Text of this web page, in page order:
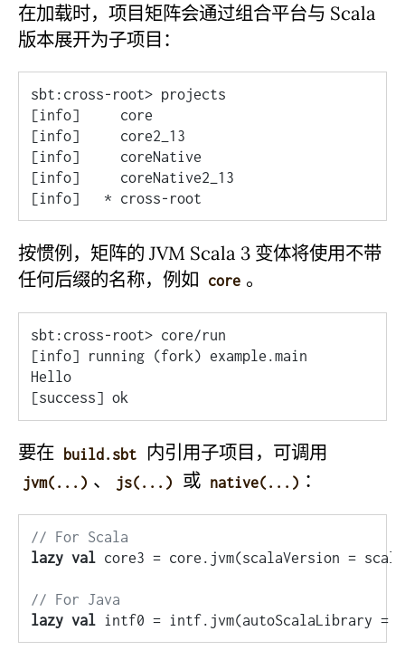
在加载时，项目矩阵会通过组合平台与 Scala
版本展开为子项目：
sbt:cross-root> projects
[info]     core
[info]     core2_13
[info]     coreNative
[info]     coreNative2_13
按惯例，矩阵的 JVM Scala 3 变体将使用不带
任何后缀的名称，例如
core 。
sbt:cross-root> core/run
[info] running (fork) example.main
Hello
要在 build.sbt 内引用子项目，可调用
jvm(...) 、 js(...) 或 native(...) ：
// For Scala
lazy val core3 = core.jvm(scalaVersion =
// For Java
lazy val intf0 = intf.jvm(autoScalaLibrary =